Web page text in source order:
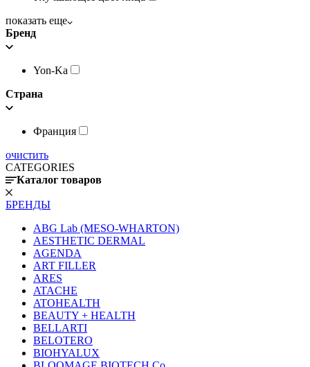
показать еще
Бренд
Yon-Ka
Страна
Франция
очистить
CATEGORIES
Каталог товаров
БРЕНДЫ
ABG Lab (MESO-WHARTON)
AESTHETIC DERMAL
AGENDA
ART FILLER
ARES
ATACHE
ATOHEALTH
BEAUTY + HEALTH
BELLARTI
BELOTERO
BIOHYALUX